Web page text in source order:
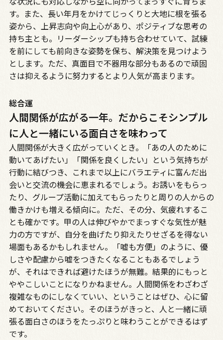
す。また、長い年月をかけてじっくりと大地に根を張る
姿から、上昇志向や向上心があり、ポジティブな思考の
持ち主とも。リーダーシップも持ち合わせていて、試練
を前にしても前向きな姿勢を保ち、解決策を見つけよう
とします。ただ、真面目で不器用な部分もあるので頑固
さは抑えるように努力するとより人気が高まります。
総合運
人間関係が広がる一年。だからこそシンプル
に人と一緒にいる面白さを味わって
人間関係が大きく広がっていくとき。「あの人のために
動いてあげたい」「関係を良くしたい」という気持ちが
行動に結びつき、これまで以上にバラエティに富んだ出
会いと交流の機会に恵まれるでしょう。お誘いをもらっ
たり、グループ活動に加えてもらったりと周りの人からの
働きかけも増える傾向に。ただ、その分、気疲れするこ
とも確かです。甲の人は伸びやかでまっすぐな気性が魅
力の方ですが、自分を曲げたり抑えたりせざるを得ない
場面もあるかもしれません。「嘘も方便」のように、優
しさや配慮から嘘をつきたくなることもあるでしょう
が、それはできれば避けたほうが無難。結果的にもっと
ややこしいことになりかねません。人間関係をわざわざ
複雑なものにしなくていい、ということはぜひ、心に留
めておいてください。そのほうがきっと、人と一緒に頑
張る面白さのほうをたっぷりと味わうことができるはず
です。